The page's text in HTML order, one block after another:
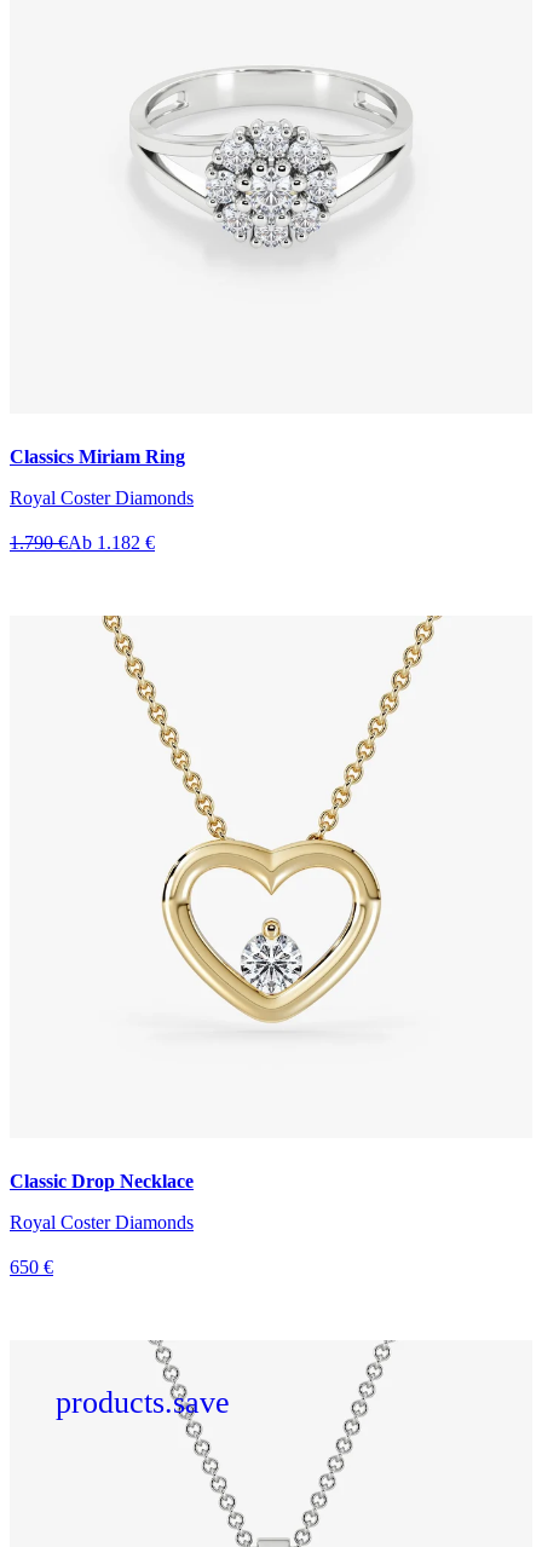
Classics Miriam Ring
Royal Coster Diamonds
1.790 €Ab 1.182 €
Classic Drop Necklace
Royal Coster Diamonds
650 €
products.save